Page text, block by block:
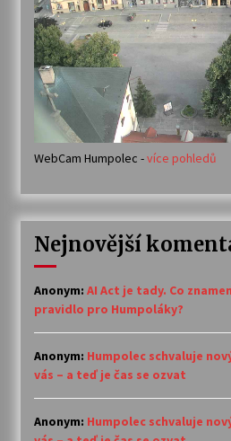
WebCam Humpolec -více pohledů
Nejnovější
Anonym: AI Act je tady. Co
pravidlo pro Humpoláky?
Anonym: Humpolec schvaluje
vás – a teď je čas se ozvat
Anonym: Humpolec schvaluje